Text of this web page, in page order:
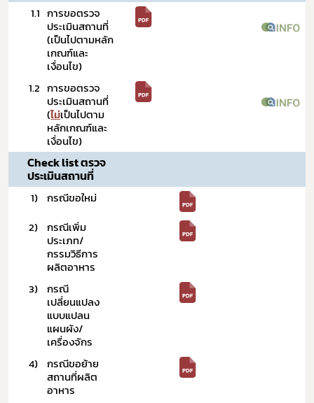
1.1 ​การขอตรวจ
ประเมินสถานที่
(เป็นไปตามหลัก
เกณฑ์และ
เงื่อนไข)
1.2 การ​ขอตรวจ
ประเมินสถานที่
(ไม่เป็นไปตาม
หลักเกณฑ์และ
เงื่อนไข)
Check list ตรวจ
ประเมินสถานที่
1)
กรณีขอใหม่
2)
กรณีเพิ่ม
ประเภท/
กรรมวิธีการ
ผลิตอาหาร
3)
กรณี
เปลี่ยนแปลง
แบบแปลน
แผนผัง/
เครื่องจักร
4)
กรณีขอย้าย
สถานที่ผลิต
อาหาร